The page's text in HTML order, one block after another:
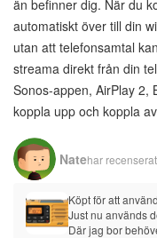
än befinner dig. När du
automatiskt över till din
utan att telefonsamtal
streama direkt från din
Sonos-appen, AirPlay 2,
koppla upp och koppla
Natehar recenserat
Köpt för att
Just nu används
Där jag bor